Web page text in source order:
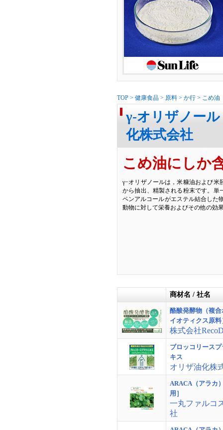
TOP > 健康食品 > 原料 > か行 > こめ油
γ-オリザノー
化株式会社
こめ油にしか
γ−オリザノールは，米糠油および
から抽出、精製される粉末です。単
ペンアルコールがエステル結合した
動物に対して栄養およびその他の効
商材名 / 社名
酪酸発酵物（複
イオティクス原料
株式会社
ブロッコリース
キス
オリザ油化株
ARACA（アラカ
用］
一丸ファルコ
社